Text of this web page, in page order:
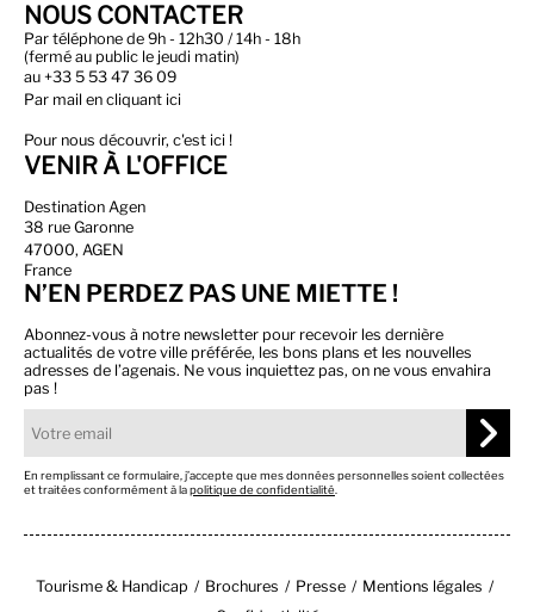
NOUS CONTACTER
Par téléphone de 9h - 12h30 / 14h - 18h
(fermé au public le jeudi matin)
au +33 5 53 47 36 09
Par mail en cliquant ici
Pour nous découvrir, c'est ici !
VENIR À L'OFFICE
Destination Agen
38 rue Garonne
47000, AGEN
France
N’EN PERDEZ PAS UNE MIETTE !
Abonnez-vous à notre newsletter pour recevoir les dernière
actualités de votre ville préférée, les bons plans et les nouvelles
adresses de l’agenais. Ne vous inquiettez pas, on ne vous envahira
pas !
En remplissant ce formulaire, j’accepte que mes données personnelles soient collectées
et traitées conformément à lapolitique de confidentialité
Tourisme & Handicap Brochures Presse
Mentions légales